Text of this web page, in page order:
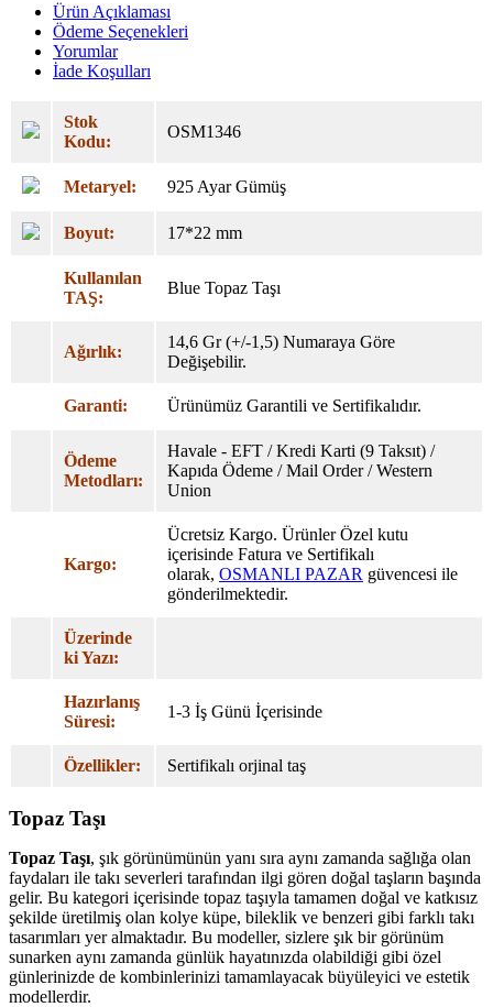
Ürün Açıklaması
Ödeme Seçenekleri
Yorumlar
İade Koşulları
Stok
Kodu:
OSM1346
Metaryel: 925 Ayar Gümüş
Boyut: 17*22 mm
Kullanılan
TAŞ:
Blue Topaz Taşı
Ağırlık:
14,6 Gr (+/-1,5) Numaraya Göre
Değişebilir.
Garanti: Ürünümüz Garantili ve Sertifikalıdır.
Ödeme
Metodları:
Havale - EFT / Kredi Karti (9 Taksıt) /
Kapıda Ödeme / Mail Order / Western
Union
Kargo:
Ücretsiz Kargo. Ürünler Özel kutu
içerisinde Fatura ve Sertifikalı
olarak, OSMANLI PAZAR güvencesi ile
gönderilmektedir.
Üzerinde
ki Yazı:
Hazırlanış
Süresi:
1-3 İş Günü İçerisinde
Özellikler: Sertifikalı orjinal taş
Topaz Taşı
Topaz Taşı, şık görünümünün yanı sıra aynı zamanda sağlığa olan
faydaları ile takı severleri tarafından ilgi gören doğal taşların başında
gelir. Bu kategori içerisinde topaz taşıyla tamamen doğal ve katkısız
şekilde üretilmiş olan kolye küpe, bileklik ve benzeri gibi farklı takı
tasarımları yer almaktadır. Bu modeller, sizlere şık bir görünüm
sunarken aynı zamanda günlük hayatınızda olabildiği gibi özel
günlerinizde de kombinlerinizi tamamlayacak büyüleyici ve estetik
modellerdir.